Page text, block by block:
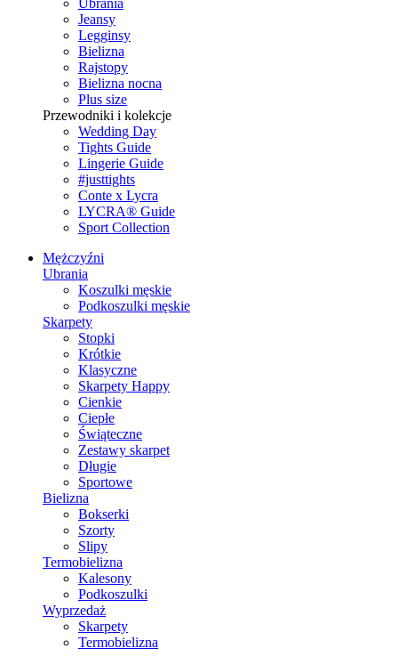
Ubrania
Jeansy
Legginsy
Bielizna
Rajstopy
Bielizna nocna
Plus size
Przewodniki i kolekcje
Wedding Day
Tights Guide
Lingerie Guide
#justtights
Conte x Lycra
LYCRA® Guide
Sport Сollection
Mężczyźni
Ubrania
Koszulki męskie
Podkoszulki męskie
Skarpety
Stopki
Krótkie
Klasyczne
Skarpety Happy
Cienkie
Ciepłe
Świąteczne
Zestawy skarpet
Długie
Sportowe
Bielizna
Bokserki
Szorty
Slipy
Termobielizna
Kalesony
Podkoszulki
Wyprzedaż
Skarpety
Termobielizna